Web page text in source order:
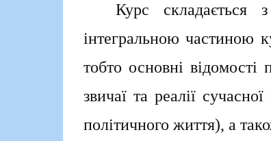
Курс складається
інтегральною частиною
тобто основні відомості
звичаї та реалії
політичного життя), а